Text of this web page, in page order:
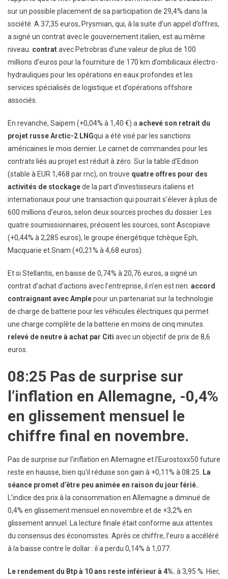
sur un possible placement de sa participation de 29,4% dans la
société. A 37,35 euros, Prysmian, qui, à la suite d’un appel d’offres,
a signé un contrat avec le gouvernement italien, est au même
niveau. contratavec Petrobras d’une valeur de plus de 100
millions d’euros pour la fourniture de 170 km d’ombilicaux électro-
hydrauliques pour les opérations en eaux profondes et les
services spécialisés de logistique et d’opérations offshore
associés.
En revanche, Saipem (+0,04% à 1,40 €) a achevé son retrait du
projet russe Arctic-2 LNGqui a été visé par les sanctions
américaines le mois dernier. Le carnet de commandes pour les
contrats liés au projet est réduit à zéro. Sur la table d’Edison
(stable à EUR 1,468 par rnc), on trouve quatre offres pour des
activités de stockagede la part d’investisseurs italiens et
internationaux pour une transaction qui pourrait s’élever à plus de
600 millions d’euros, selon deux sources proches du dossier. Les
quatre soumissionnaires, précisent les sources, sont Ascopiave
(+0,44% à 2,285 euros), le groupe énergétique tchèque Eph,
Macquarie et Snam (+0,21% à 4,68 euros).
Et si Stellantis, en baisse de 0,74% à 20,76 euros, a signé un
contrat d’achat d’actions avec l’entreprise, il n’en est rien. accord
contraignant avec Amplepour un partenariat sur la technologie
de charge de batterie pour les véhicules électriques qui permet
une charge complète de la batterie en moins de cinq minutes.
relevé de neutre à achat par Citi avec un objectif de prix de 8,6
euros.
08:25 Pas de surprise sur
l’inflation en Allemagne, -0,4%
en glissement mensuel le
chiffre final en novembre.
Pas de surprise sur l’inflation en Allemagne et l’Eurostoxx50 future
reste en hausse, bien qu’il réduise son gain à +0,11% à 08:25.
La
séance promet d’être peu animée en raison du jour férié.
L’indice des prix à la consommation en Allemagne a diminué de
0,4% en glissement mensuel en novembre et de +3,2% en
glissement annuel. La lecture finale était conforme aux attentes
du consensus des économistes. Après ce chiffre, l’euro a accéléré
à la baisse contre le dollar : il a perdu 0,14% à 1,077.
Le rendement du Btp à 10 ans reste inférieur à 4%. à 3,95 %. Hier,